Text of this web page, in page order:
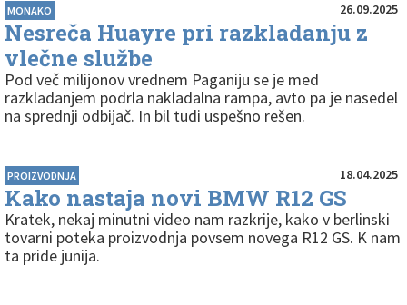
MONAKO 26.09.2025
Nesreča Huayre pri razkladanju z
vlečne službe
Pod več milijonov vrednem Paganiju se je med
razkladanjem podrla nakladalna rampa, avto pa je nasedel
na sprednji odbijač. In bil tudi uspešno rešen.
PROIZVODNJA 18.04.2025
Kako nastaja novi BMW R12 GS
Kratek, nekaj minutni video nam razkrije, kako v berlinski
tovarni poteka proizvodnja povsem novega R12 GS. K nam
ta pride junija.